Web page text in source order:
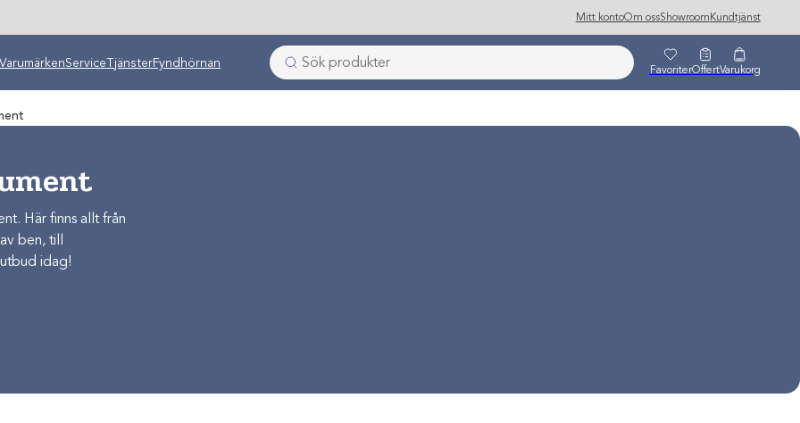
Mitt kontoOm ossShowroom Kundtjänst
VarumärkenServiceTjänsterFyndhörnan FavoriterOffertVarukorg
Här finns allt från
ben, till
idag!